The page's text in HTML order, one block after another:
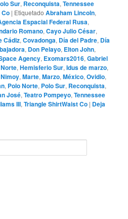
Sur, Reconquista,Tennessee
| Etiquetado Abraham Lincoln,
Espacial Federal Rusa,
Romano,Cayo Julio César,
Cádiz,Covadonga, Día del Padre, Día
, Don Pelayo, Elton John,
Agency, Exomars2016,Gabriel
,Hemisferio Sur,Idus de marzo,
,Marte,Marzo,México,Ovidio,
, Polo Norte, Polo Sur, Reconquista,
José,Teatro Pompeyo,Tennessee
III,Triangle ShirtWaist Co | Deja